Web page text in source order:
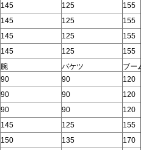
145 125
155
145 125
155
145 125
155
145 125
155
腕 バケツ
ブーム
90 90
120
90 90
120
90 90
120
145 125
155
150 135
170